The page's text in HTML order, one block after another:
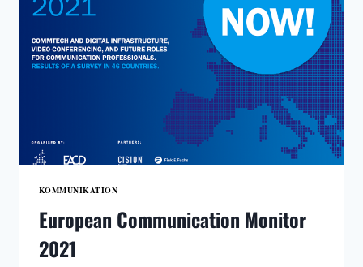
KOMMUNIKATION
European Communication Monitor
2021